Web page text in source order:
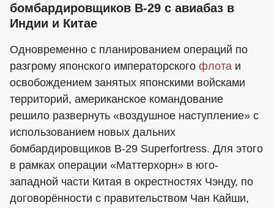
бомбардировщиков В-29 с авиабаз в
Индии и Китае
Одновременно с планированием операций по
разгрому японского императорского флота и
освобождением занятых японскими войсками
территорий, американское командование
решило развернуть «воздушное наступление» с
использованием новых дальних
бомбардировщиков B-29 Superfortress. Для этого
в рамках операции «Маттерхорн» в юго-
западной части Китая в окрестностях Чэнду, по
договорённости с правительством Чан Кайши,